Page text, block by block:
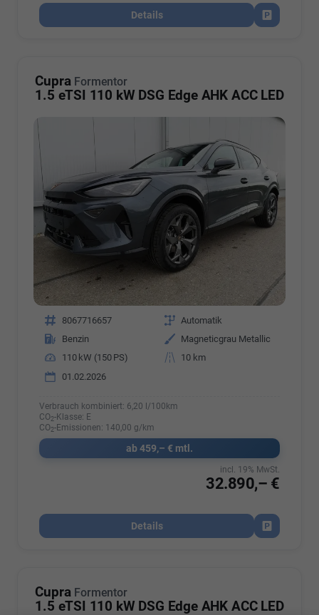
Details
Fahrzeug
Cupra Formentor
1.5 eTSI 110 kW DSG Edge AHK ACC LED
Fahrzeugnr. 8067716657 Getriebe Automatik
Kraftstoff
Benzin Außenfarbe
Magneticgrau Metallic
Leistung
110 kW (150 PS) Kilometerstand
10 km
01.02.2026
Verbrauch kombiniert: 6,20 l/100km
CO2-Klasse: E
CO2-Emissionen: 140,00 g/km
ab 459,– € mtl.
32.890,– €
incl. 19% MwSt.
Details
Fahrzeug
Cupra Formentor
1.5 eTSI 110 kW DSG Edge AHK ACC LED